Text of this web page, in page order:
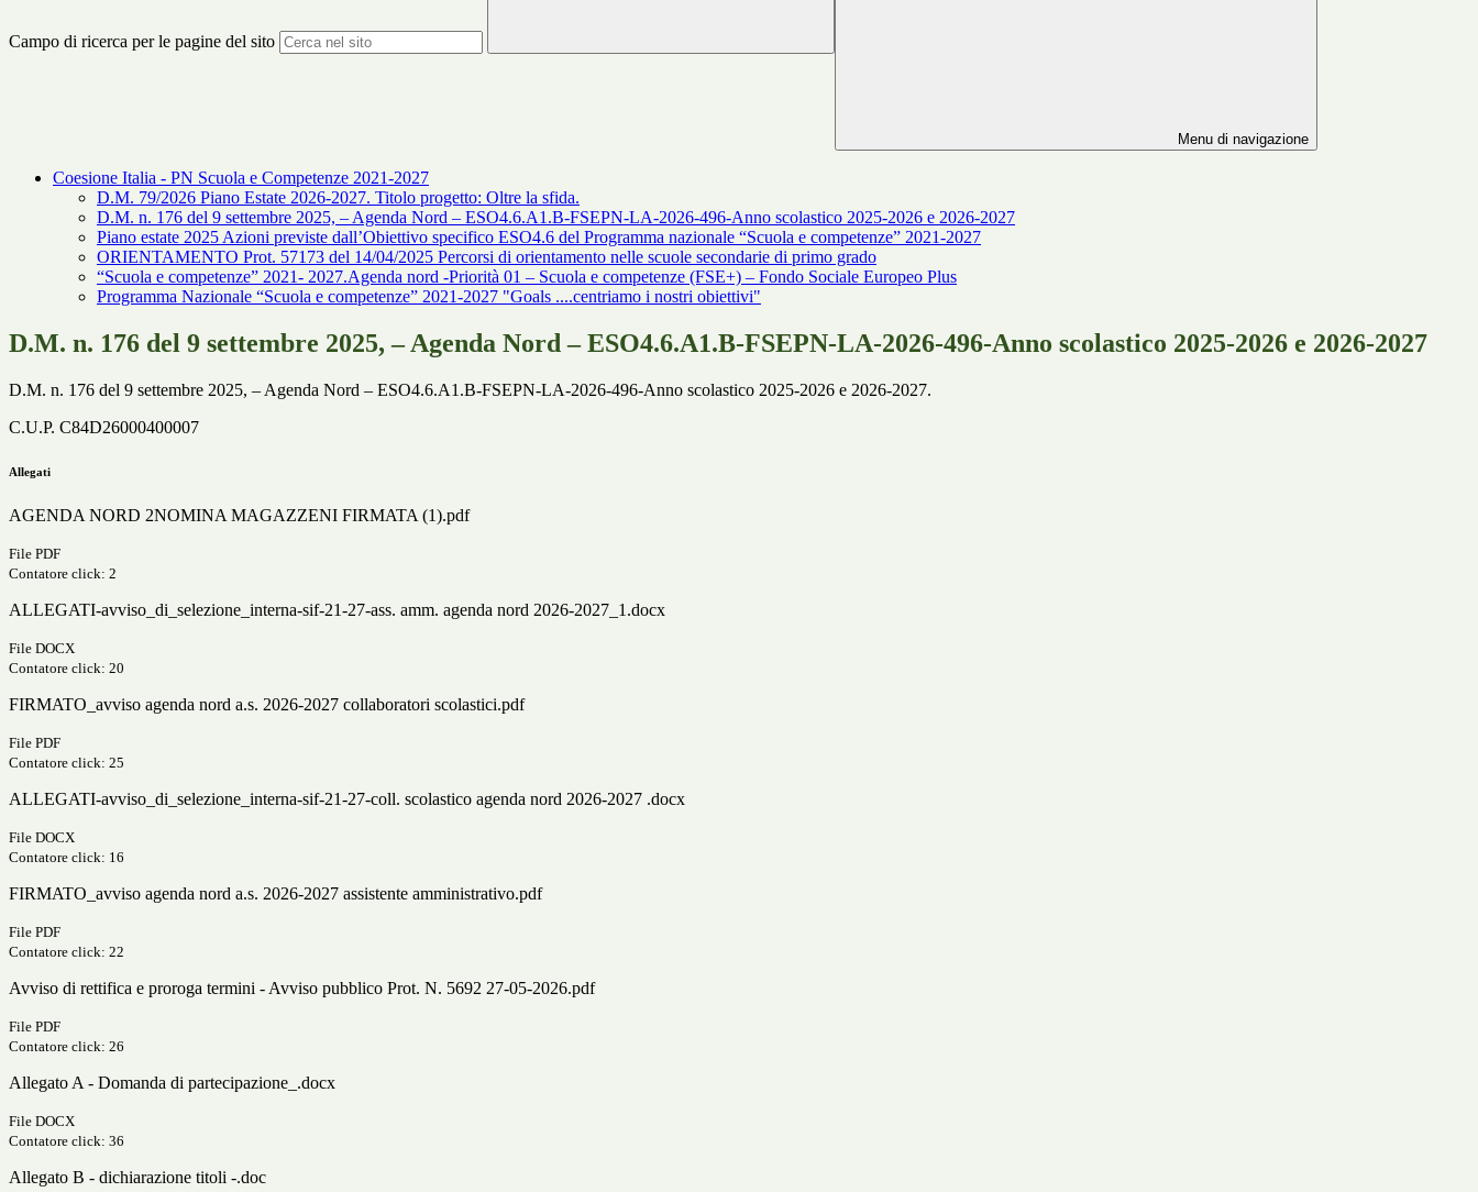
Campo di ricerca per le pagine del sito
Menu di navigazione
Coesione Italia - PN Scuola e Competenze 2021-2027
D.M. 79/2026 Piano Estate 2026-2027. Titolo progetto: Oltre la sfida.
D.M. n. 176 del 9 settembre 2025, – Agenda Nord – ESO4.6.A1.B-FSEPN-LA-2026-496-Anno scolastico 2025-2026 e 2026-2027
Piano estate 2025 Azioni previste dall’Obiettivo specifico ESO4.6 del Programma nazionale “Scuola e competenze” 2021-2027
ORIENTAMENTO Prot. 57173 del 14/04/2025 Percorsi di orientamento nelle scuole secondarie di primo grado
“Scuola e competenze” 2021- 2027.Agenda nord -Priorità 01 – Scuola e competenze (FSE+) – Fondo Sociale Europeo Plus
Programma Nazionale “Scuola e competenze” 2021-2027 "Goals ....centriamo i nostri obiettivi"
D.M. n. 176 del 9 settembre 2025, – Agenda Nord – ESO4.6.A1.B-FSEPN-LA-2026-496-Anno scolastico 2025-2026 e 2026-2027
D.M. n. 176 del 9 settembre 2025, – Agenda Nord – ESO4.6.A1.B-FSEPN-LA-2026-496-Anno scolastico 2025-2026 e 2026-2027.
C.U.P. C84D26000400007
Allegati
AGENDA NORD 2NOMINA MAGAZZENI FIRMATA (1).pdf
File PDF
Contatore click: 2
ALLEGATI-avviso_di_selezione_interna-sif-21-27-ass. amm. agenda nord 2026-2027_1.docx
File DOCX
Contatore click: 20
FIRMATO_avviso agenda nord a.s. 2026-2027 collaboratori scolastici.pdf
File PDF
Contatore click: 25
ALLEGATI-avviso_di_selezione_interna-sif-21-27-coll. scolastico agenda nord 2026-2027 .docx
File DOCX
Contatore click: 16
FIRMATO_avviso agenda nord a.s. 2026-2027 assistente amministrativo.pdf
File PDF
Contatore click: 22
Avviso di rettifica e proroga termini - Avviso pubblico Prot. N. 5692 27-05-2026.pdf
File PDF
Contatore click: 26
Allegato A - Domanda di partecipazione_.docx
File DOCX
Contatore click: 36
Allegato B - dichiarazione titoli -.doc